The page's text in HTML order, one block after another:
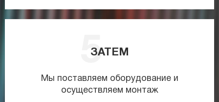
ЗАТЕМ
Мы поставляем оборудование и
осуществляем монтаж